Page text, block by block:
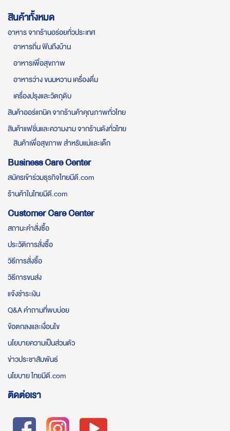
สินค้าทั้งหมด
อาหาร จากร้านอร่อยทั่วประเทศ
อาหารถิ่น ฟินถึงบ้าน
อาหารเพื่อสุขภาพ
อาหารว่าง ขนมหวาน เครื่องดื่ม
เครื่องปรุงและวัตถุดิบ
สินค้าออร์แกนิค จากร้านค้าคุณภาพทั่วไทย
สินค้าแฟชั่นและความงาม จากร้านดังทั่วไทย
สินค้าเพื่อสุขภาพ สำหรับแม่และเด็ก
Business Care Center
สมัครเข้าร่วมธุรกิจไทยมีดี.com
ร้านค้าในไทยมีดี.com
Customer Care Center
สถานะคำสั่งซื้อ
ประวัติการสั่งซื้อ
วิธีการสั่งซื้อ
วิธีการขนส่ง
แจ้งชำระเงิน
Q&A คำถามที่พบบ่อย
ข้อตกลงและเงื่อนไข
นโยบายความเป็นส่วนตัว
ข่าวประชาสัมพันธ์
นโยบาย ไทยมีดี.com
ติดต่อเรา